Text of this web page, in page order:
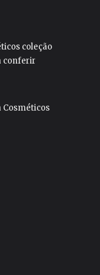
coleção
conferir
Cosméticos